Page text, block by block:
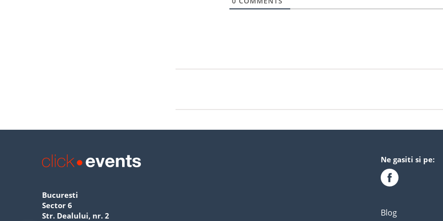
Bucuresti
Sector 6
Str. Dealului, nr. 2
Ne gasiti si pe:
Blog